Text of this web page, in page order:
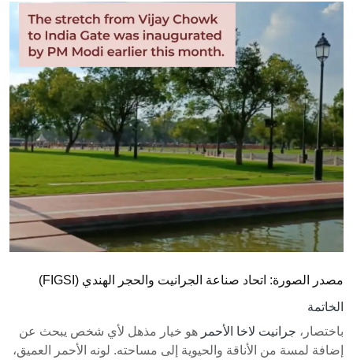
مصدر الصورة: اتحاد صناعة الجرانيت والحجر الهندي (FIGSI)
الخاتمة
باختصار، جرانيت لاخا الأحمر هو خيار مذهل لأي شخص يبحث عن
إضافة لمسة من الأناقة والحيوية إلى مساحته. لونه الأحمر العميق،